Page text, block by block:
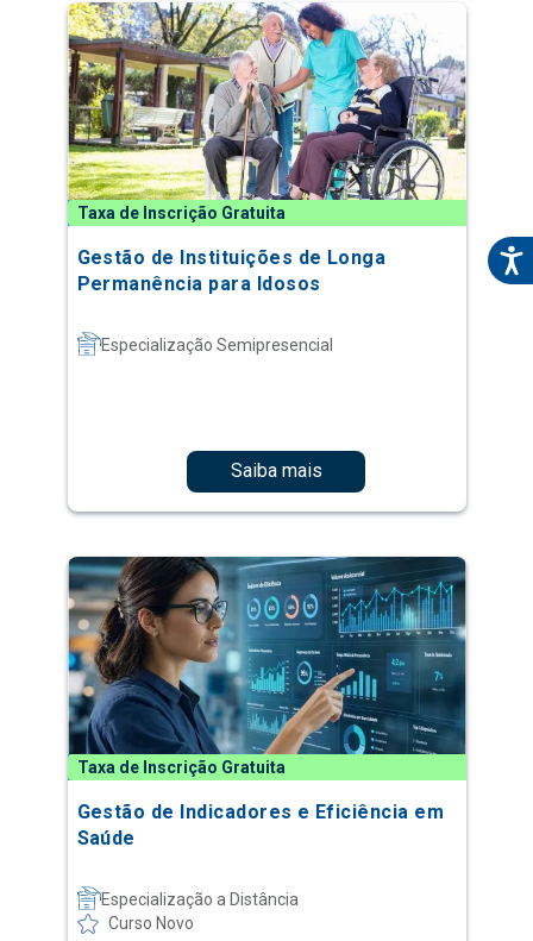
Taxa de Inscrição Gratuita
Gestão de Instituições de Longa
Permanência para Idosos
Especialização Semipresencial
Saiba mais
Taxa de Inscrição Gratuita
Gestão de Indicadores e Eficiência em
Saúde
Especialização a Distância
Curso Novo